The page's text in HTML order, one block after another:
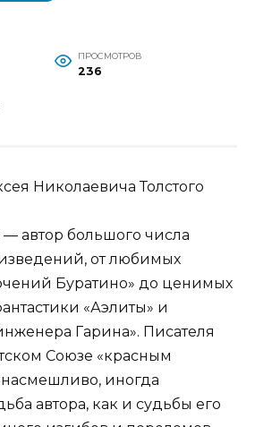
ПРОСМОТРОВ
236
Николаевича Толстого
— автор большого числа
от любимых
Буратино» до ценимых
«Аэлиты» и
Гарина». Писателя
Союзе «красным
иногда
автора, как и судьбы его